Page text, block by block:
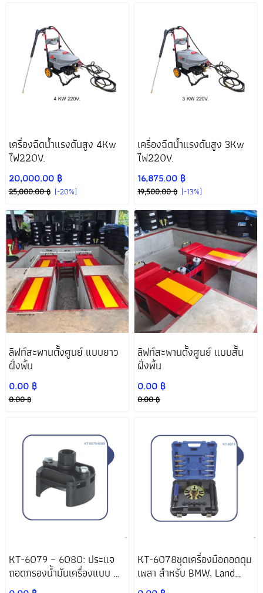
เครื่องฉีดน้ำแรงดันสูง 4Kw
ไฟ220V.
20,000.00 ฿
25,000.00 ฿ (-20%)
เครื่องฉีดน้ำแรงดันสูง 3Kw
ไฟ220V.
16,875.00 ฿
19,500.00 ฿ (-13%)
ลิฟท์สะพานตั้งศูนย์ แบบยาว
ฝั่งพื้น
0.00 ฿
0.00 ฿
ลิฟท์สะพานตั้งศูนย์ แบบสั้น
ฝั่งพื้น
0.00 ฿
0.00 ฿
KT-6079 – 6080: ประแจ
ถอดกรองน้ำมันเครื่องแบบ 2
ขา ปรับขนาดได้
KT-6078ชุดเครื่องมือถอดดุม
เพลา สำหรับ BMW, Land
Rover, Porsche และรถยนต์